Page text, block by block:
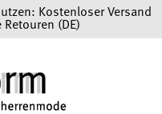
Kostenloser Versand
(DE)